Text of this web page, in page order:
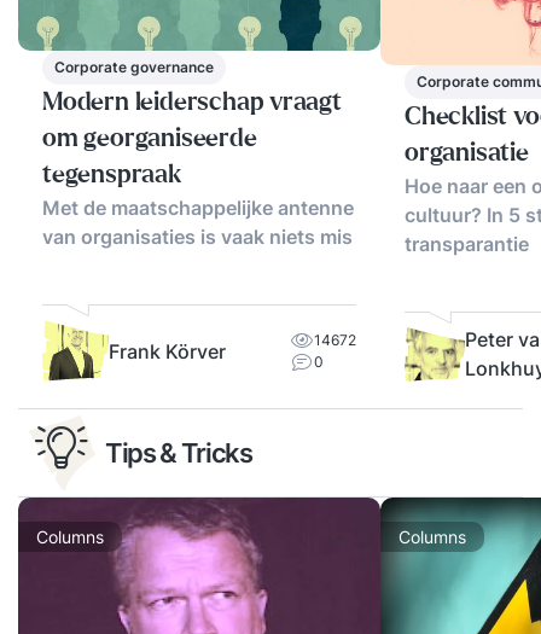
Corporate governance
Modern leiderschap vraagt
om georganiseerde
tegenspraak
Met de maatschappelijke antenne
van organisaties is vaak niets mis
Frank Körver
14672
0
Corporate
Checklist
organisatie
Hoe naar een
cultuur? In 5
transparantie
Peter
Tips & Tricks
Columns Columns